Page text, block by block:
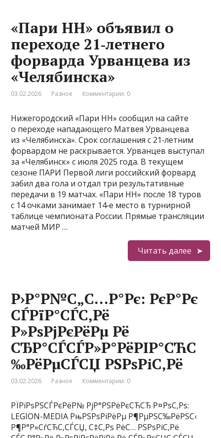
«Пари НН» объявил о
переходе 21‑летнего
форварда Урванцева из
«Челябинска»
03.02.2026 Разное Комментарии: 0
Нижегородский «Пари НН» сообщил на сайте
о переходе нападающего Матвея Урванцева
из «Челябинска». Срок соглашения с 21‑летним
форвардом не раскрывается. Урванцев выступал
за «Челябинск» с июля 2025 года. В текущем
сезоне ПАРИ Первой лиги российский форвард
забил два гола и отдал три результативные
передачи в 19 матчах. «Пари НН» после 18 туров
с 14 очками занимает 14‑е место в турнирной
таблице чемпионата России. Прямые трансляции
матчей МИР …
Читать далее
Р›Р°Р№С„С…Р°Рє: РєР°Рє
СЃРїР°СЃС‚Рё
Р»РѕРјРєРёРµ Рё
СЂР°СЃСЃР»Р°РёРІР°СЋС
‰РёРµСЃСЏ РЅРѕРіС‚Рё
03.02.2026 Разное Комментарии: 0
РЇРїРѕРЅСЃРєРёР№ РјР°РЅРёРєСЋСЂ Р¤РѕС‚Рѕ:
LEGION-MEDIA РњРЅРѕРіРёРµ Р¶РµРЅС‰РёРЅС‹
Р¶Р°Р»СѓСЋС‚СЃСЏ, С‡С‚Рѕ РёС… РЅРѕРіС‚Рё